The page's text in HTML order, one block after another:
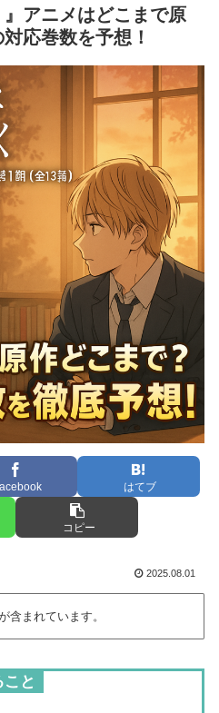
』アニメはどこまで原
応巻数を予想！
はてブ
コピー
2025.08.01
含まれています。
と